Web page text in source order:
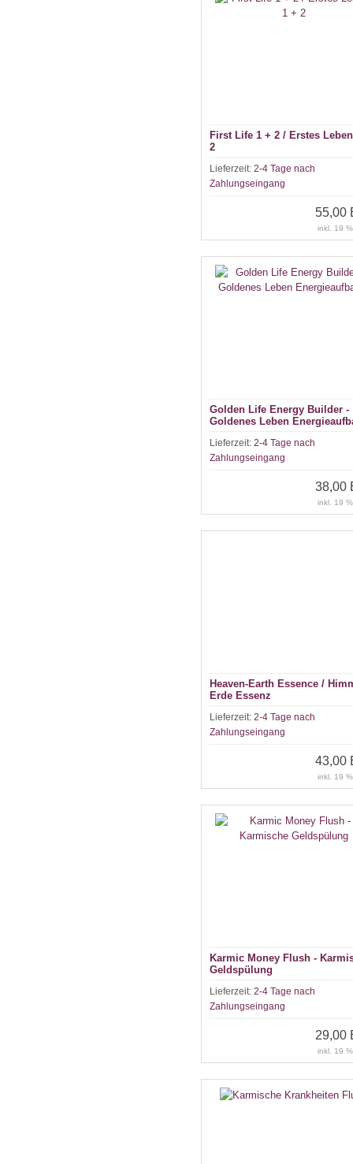
First Life 1 + 2 / Erstes
2
Lieferzeit: 2-4 Tage nach
Zahlungseingang
55,00
inkl. 19
Golden Life Energy Builder -
Goldenes Leben
Lieferzeit: 2-4 Tage nach
Zahlungseingang
38,00
inkl. 19
Heaven-Earth Essence /
Erde Essenz
Lieferzeit: 2-4 Tage nach
Zahlungseingang
43,00
inkl. 19
Karmic Money Flush -
Geldspülung
Lieferzeit: 2-4 Tage nach
Zahlungseingang
29,00
inkl. 19